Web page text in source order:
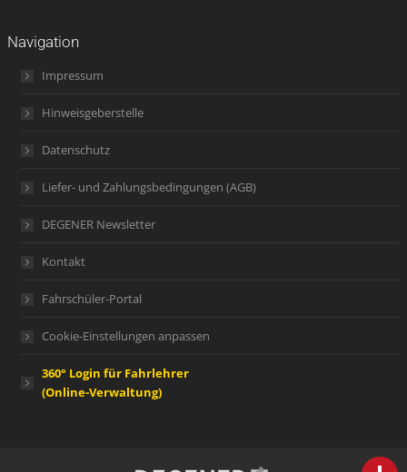
Navigation
Impressum
Hinweisgeberstelle
Datenschutz
Liefer- und Zahlungsbedingungen (AGB)
DEGENER Newsletter
Kontakt
Fahrschüler-Portal
Cookie-Einstellungen anpassen
360° Login für Fahrlehrer
(Online-Verwaltung)